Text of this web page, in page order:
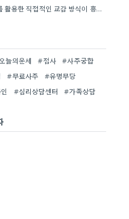
생년월일시를 활용한 직접적인 교감 방식이 흥미로워요. 단순히 이론적 틀에 기대는 것보다, 개인의 상황에 맞춰 신령의…
늘의운세 #점사
#사주궁합
#무료사주
#유명무당
#심리상담센터 #가족상담